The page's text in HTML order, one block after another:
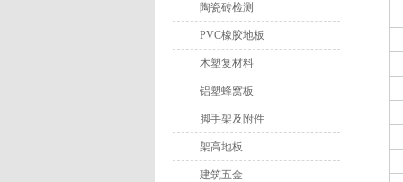
陶瓷砖检测
PVC橡胶地板
木塑复材料
铝塑蜂窝板
脚手架及附件
架高地板
建筑五金